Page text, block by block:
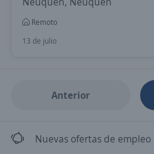
Remoto
13 de julio
Anterior
Nuevas ofertas de empleo